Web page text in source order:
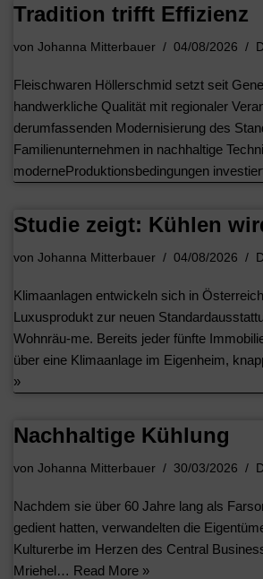
Tradition trifft Effizienz
von Johanna Mitterbauer 04/08/2026
Fleischwaren Höllerschmid setzt seit
handwerkliche Qualität mit regionaler
derumfassenden Modernisierung des
Familienunternehmen in nachhaltige
moderneProduktionsbedingungen
Studie zeigt: Kühlen
von Johanna Mitterbauer 04/08/2026
Klimaanlagen entwickeln sich in
Luxusprodukt zur neuen
Wohnräu-me. Bereits jeder fünfte
über eine Klimaanlage im Eigenheim,
»
Nachhaltige Kühlung
von Johanna Mitterbauer 30/03/2026
Nachdem sie über 60 Jahre lang als
gedient hatten, verwandelten die
Kulturerbe im Herzen des Central
Mriehel… Read More »